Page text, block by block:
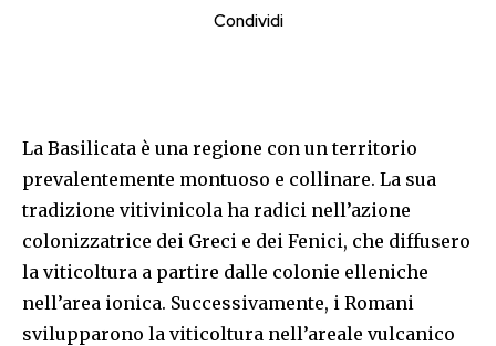
Condividi
La Basilicata è una regione con un territorio
prevalentemente montuoso e collinare. La sua
tradizione vitivinicola ha radici nell’azione
colonizzatrice dei Greci e dei Fenici, che diffusero
la viticoltura a partire dalle colonie elleniche
nell’area ionica. Successivamente, i Romani
svilupparono la viticoltura nell’areale vulcanico